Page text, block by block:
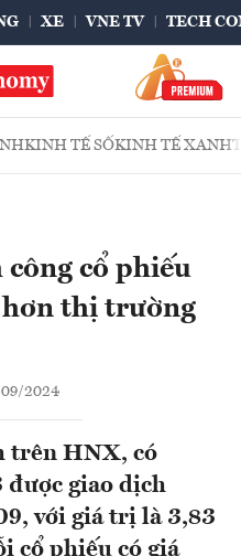
XE VNE TV TECH
KINH TẾ SỐKINH TẾ XANH
cổ phiếu
hơn thị trường
2024
trên HNX, có
được giao dịch
với giá trị là 3,83
cổ phiếu có giá